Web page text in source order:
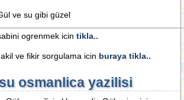
ve su gibi güzel
ogrenmek icin tikla..
ve fikir sorgulama icin buraya tikla..
osmanlica yazilisi